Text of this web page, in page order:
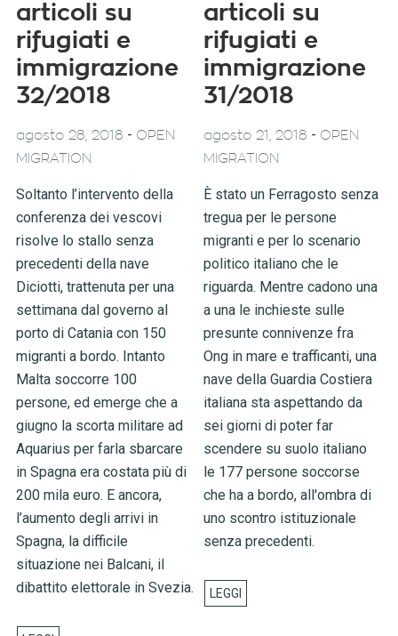
articoli su
rifugiati e
immigrazione
32/2018
agosto 28, 2018 - OPEN
MIGRATION
Soltanto l’intervento della
conferenza dei vescovi
risolve lo stallo senza
precedenti della nave
Diciotti, trattenuta per una
settimana dal governo al
porto di Catania con 150
migranti a bordo. Intanto
Malta soccorre 100
persone, ed emerge che a
giugno la scorta militare ad
Aquarius per farla sbarcare
in Spagna era costata più di
200 mila euro. E ancora,
l’aumento degli arrivi in
Spagna, la difficile
situazione nei Balcani, il
dibattito elettorale in Svezia.
articoli su
rifugiati e
immigrazione
31/2018
agosto 21, 2018 - OPEN
MIGRATION
È stato un Ferragosto senza
tregua per le persone
migranti e per lo scenario
politico italiano che le
riguarda. Mentre cadono una
a una le inchieste sulle
presunte connivenze fra
Ong in mare e trafficanti, una
nave della Guardia Costiera
italiana sta aspettando da
sei giorni di poter far
scendere su suolo italiano
le 177 persone soccorse
che ha a bordo, all'ombra di
uno scontro istituzionale
senza precedenti.